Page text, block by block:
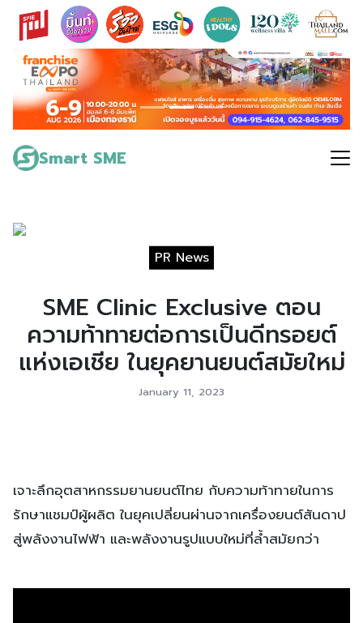
Skip
content
Smart SME
Search
for:
PR News
SME Clinic Exclusive ตอน
ความท้าทายต่อการเป็นดีทรอยต์
แห่งเอเชีย ในยุคยานยนต์สมัยใหม่
January 11, 2023
เจาะลึกอุตสาหกรรมยานยนต์ไทย กับความท้าทายในการ
รักษาแชมป์ผู้ผลิต ในยุคเปลี่ยนผ่านจากเครื่องยนต์สันดาป
สู่พลังงานไฟฟ้า และพลังงานรูปแบบใหม่ที่ล้ำสมัยกว่า